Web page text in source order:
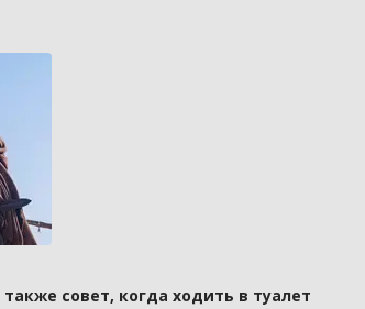
совет, когда ходить в туалет